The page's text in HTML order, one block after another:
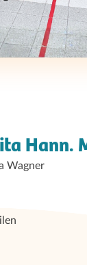
Hann.
Wagner